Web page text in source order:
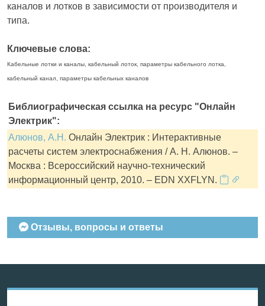
каналов и лотков в зависимости от производителя и
типа.
Ключевые слова:
Кабельные лотки и каналы, кабельный лоток, параметры кабельного лотка,
кабельный канал, параметры кабельных каналов
Библиографическая ссылка на ресурс "Онлайн
Электрик":
Алюнов, А.Н. Онлайн Электрик : Интерактивные
расчеты систем электроснабжения / А. Н. Алюнов. –
Москва : Всероссийский научно-технический
информационный центр, 2010. – EDN XXFLYN.
Отзывы, вопросы и ответы